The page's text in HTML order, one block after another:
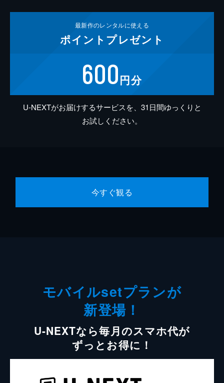
最新作のレンタルに使える
ポイント プレゼント
600円分
U-NEXTがお届けするサービスを、31日間ゆっくりと
お試しください。
今すぐ観る
モバイルsetプランが
新登場！
U-NEXTなら毎月のスマホ代が
ずっとお得に！